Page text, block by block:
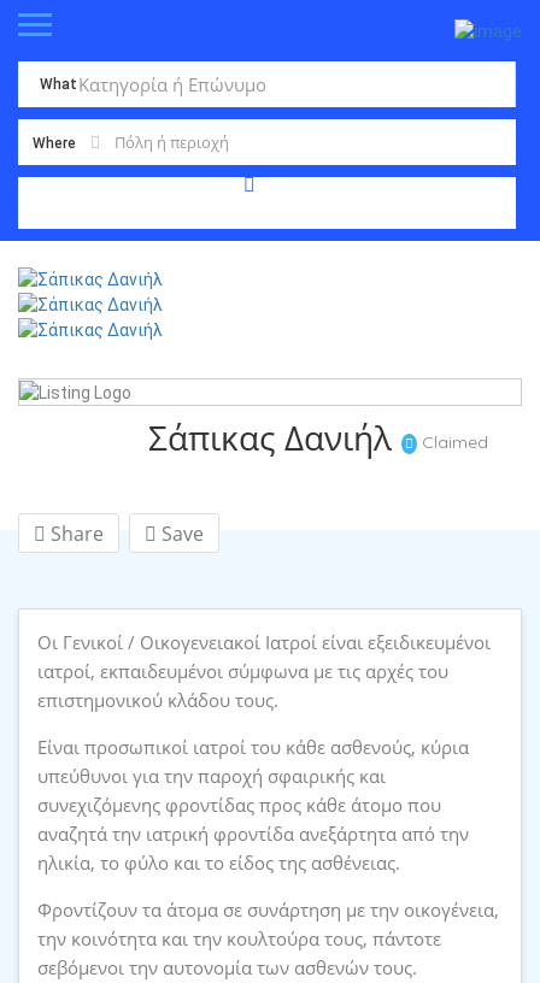
What
Where
Σάπικας Δανιήλ Claimed
Share Save
Οι Γενικοί / Οικογενειακοί Ιατροί είναι εξειδικευμένοι
ιατροί, εκπαιδευμένοι σύμφωνα με τις αρχές του
επιστημονικού κλάδου τους.
Είναι προσωπικοί ιατροί του κάθε ασθενούς, κύρια
υπεύθυνοι για την παροχή σφαιρικής και
συνεχιζόμενης φροντίδας προς κάθε άτομο που
αναζητά την ιατρική φροντίδα ανεξάρτητα από την
ηλικία, το φύλο και το είδος της ασθένειας.
Φροντίζουν τα άτομα σε συνάρτηση με την οικογένεια,
την κοινότητα και την κουλτούρα τους, πάντοτε
σεβόμενοι την αυτονομία των ασθενών τους.